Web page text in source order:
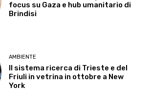
focus su Gaza e hub umanitario di
Brindisi
AMBIENTE
Il sistema ricerca di Trieste e del
Friuli in vetrina in ottobre a New
York